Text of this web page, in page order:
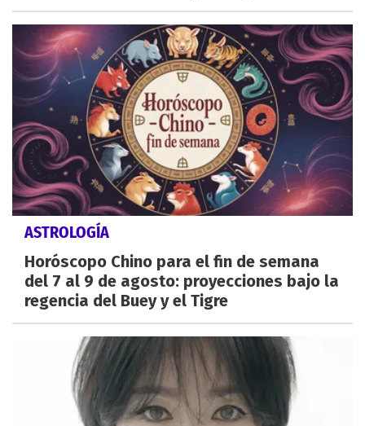
ASTROLOGÍA
Horóscopo Chino para el fin de semana
del 7 al 9 de agosto: proyecciones bajo la
regencia del Buey y el Tigre